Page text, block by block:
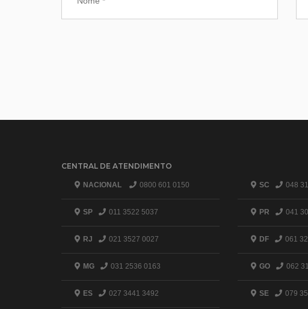
CENTRAL DE ATENDIMENTO
NACIONAL 0800 601 0150
SP 011 3522 5037
RJ 021 3527 0027
MG 031 2536 0163
ES 027 3441 3492
SC 048
PR 041
DF 061
GO 062
SE 079